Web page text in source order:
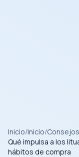
Inicio/Inicio/Consejos
Qué impulsa a los
hábitos de compra